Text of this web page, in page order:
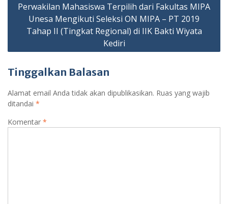
Perwakilan Mahasiswa Terpilih dari Fakultas MIPA
Unesa Mengikuti Seleksi ON MIPA – PT 2019
Tahap II (Tingkat Regional) di IIK Bakti Wiyata
Kediri
Tinggalkan Balasan
Alamat email Anda tidak akan dipublikasikan. Ruas yang wajib
ditandai *
Komentar *